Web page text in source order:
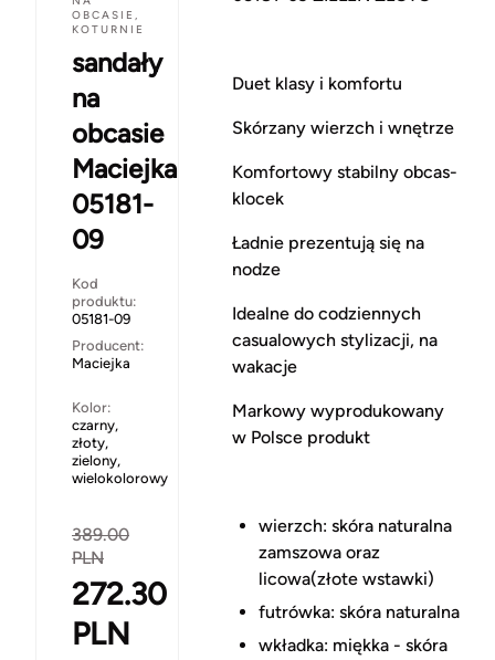
OBCASIE,
KOTURNIE
sandały
na
obcasie
Maciejka
05181-
09
Kod
produktu:
05181-09
Producent:
Maciejka
Kolor:
czarny,
złoty,
zielony,
wielokolorowy
389.00
PLN
272.30
PLN
Duet klasy i komfortu
Skórzany wierzch i wnętrze
Komfortowy stabilny obcas-
klocek
Ładnie prezentują się na
nodze
Idealne do codziennych
casualowych stylizacji, na
wakacje
Markowy wyprodukowany
w Polsce produkt
wierzch: skóra naturalna
zamszowa oraz
licowa(złote wstawki)
futrówka: skóra naturalna
wkładka: miękka - skóra